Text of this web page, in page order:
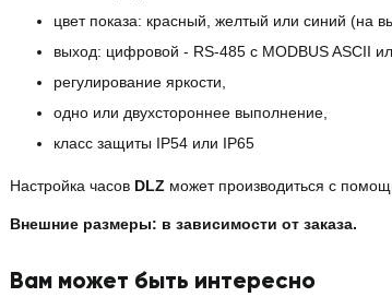
цвет показа: красный, желтый или синий (на
выход: цифровой - RS-485 с MODBUS ASCII
регулирование яркости,
одно или двухстороннее выполнение,
класс защиты IP54 или IP65
Настройка часов DLZ может производиться с
Внешние размеры: в зависимости от заказа.
Вам может быть интересно